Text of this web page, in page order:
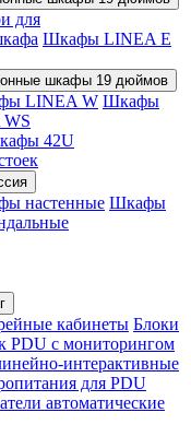
для
Шкафы LINEA E
шкафы 19 дюймов
LINEA W Шкафы
42U
настенные Шкафы
кабинеты Блоки
PDU с мониторингом
интерактивные
для PDU
автоматические